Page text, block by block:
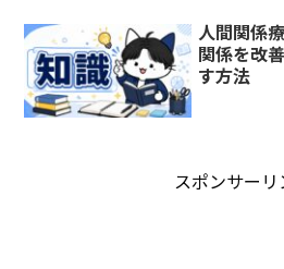
人間関係
関係を改
す方法
スポンサーリ